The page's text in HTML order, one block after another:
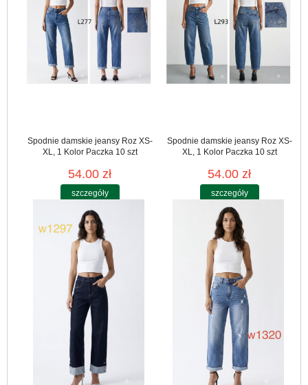
Spodnie damskie jeansy Roz XS-
XL, 1 Kolor Paczka 10 szt
54.00 zł
szczegóły
Spodnie damskie jeansy Roz XS-
XL, 1 Kolor Paczka 10 szt
54.00 zł
szczegóły